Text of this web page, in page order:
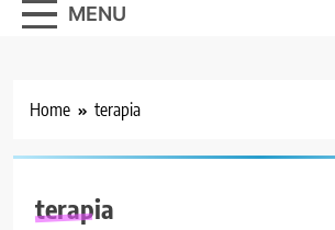
MENU
Home terapia
terapia